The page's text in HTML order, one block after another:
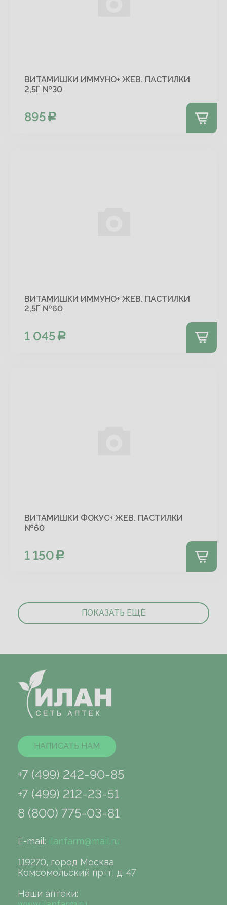
ВИТАМИШКИ ИММУНО+ ЖЕВ. ПАСТИЛКИ
2,5Г №30
895
ВИТАМИШКИ ИММУНО+ ЖЕВ. ПАСТИЛКИ
2,5Г №60
1 045
ВИТАМИШКИ ФОКУС+ ЖЕВ. ПАСТИЛКИ
№60
1 150
ПОКАЗАТЬ ЕЩЁ
НАПИСАТЬ НАМ
+7 (499) 242-90-85
+7 (499) 212-23-51
8 (800) 775-03-81
E-mail: ilanfarm@mail.ru
119270, город Москва
Комсомольский пр-т, д. 47
Наши аптеки: